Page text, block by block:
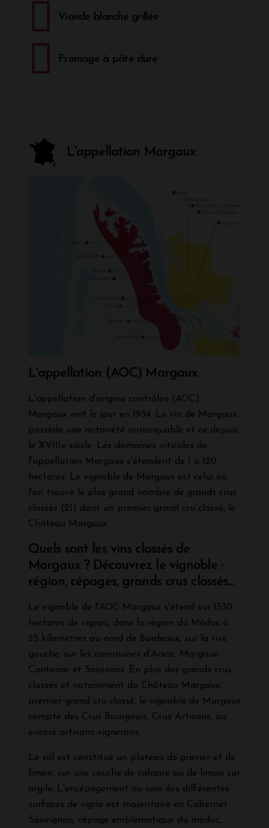
Viande blanche grillée
Fromage à pâte dure
L'appellation Margaux
L'appellation (AOC) Margaux
L'appellation d'origine contrôlée (AOC)
Margaux voit le jour en 1954. Le vin de Margaux
possède une notoriété remarquable et ce depuis
le XVIIIe siècle. Les domaines viticoles de
l'appellation Margaux s'étendent de 1 à 120
hectares. Le vignoble de Margaux est celui où
l'on trouve le plus grand nombre de grands crus
classés (21) dont un premier grand cru classé, le
Château Margaux.
Quels sont les vins classés de
Margaux ? Découvrez le vignoble :
région, cépages, grands crus classés...
Le vignoble de l'AOC Margaux s'étend sur 1530
hectares de vignes, dans la région du Médoc à
25 kilomètres au nord de Bordeaux, sur la rive
gauche, sur les communes d'Arsac, Margaux-
Cantenac et Soussans. En plus des grands crus
classés et notamment du Château Margaux,
premier grand cru classé, le vignoble de Margaux
compte des Crus Bourgeois, Crus Artisans, ou
encore artisans vignerons.
Le sol est constitué un plateau de gravier et de
limon, sur une couche de calcaire ou de limon sur
argile. L'encépagement au sein des différentes
surfaces de vigne est majoritaire en Cabernet
Sauvignon, cépage emblématique du médoc,